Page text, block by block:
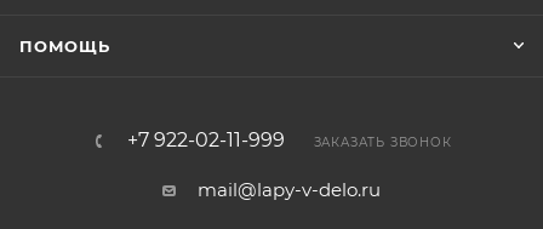
ПОМОЩЬ
+7 922-02-11-999 ЗАКАЗАТЬ ЗВОНОК
mail@lapy-v-delo.ru